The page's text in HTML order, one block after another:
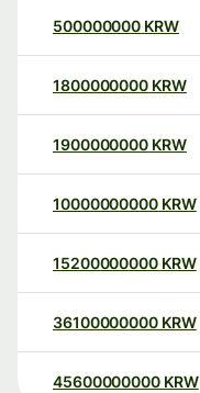
500000000 KRW
1800000000 KRW
1900000000 KRW
10000000000 KRW
15200000000 KRW
36100000000 KRW
45600000000 KRW